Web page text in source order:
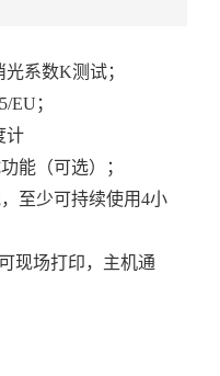
系数K测试；
EU；
计
功能（可选）；
至少可持续使用4小
现场打印，主机通